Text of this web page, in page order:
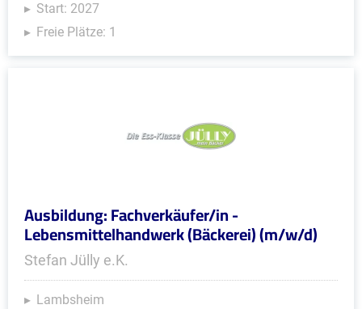
Start: 2027
Freie Plätze: 1
Ausbildung: Fachverkäufer/in -
Lebensmittelhandwerk (Bäckerei) (m/w/d)
Stefan Jülly e.K.
Lambsheim